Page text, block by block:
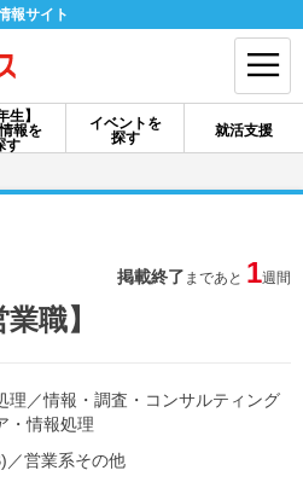
報サイト
生】
報を
す
イベントを
探す
就活支援
ログイン
掲載終了 まであと 1週間
職】
理 ／情報・調査・コンサルティング
・情報処理
／営業系その他